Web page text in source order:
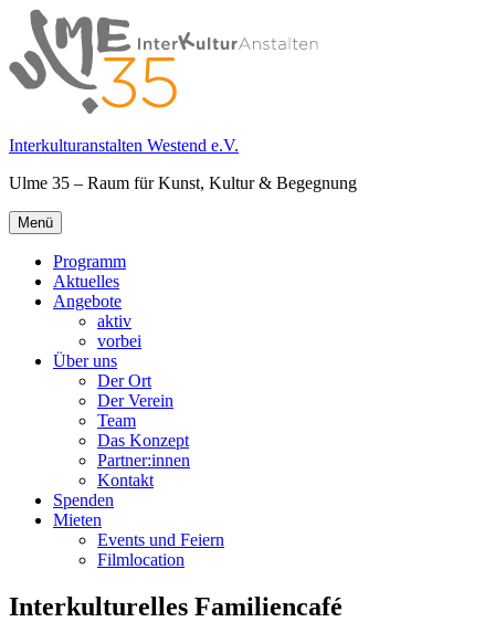
Springe
zum
Inhalt
Interkulturanstalten Westend e.V.
Ulme 35 – Raum für Kunst, Kultur & Begegnung
Primäres
Menü
Menü
Programm
Aktuelles
Angebote
aktiv
vorbei
Über uns
Der Ort
Der Verein
Team
Das Konzept
Partner:innen
Kontakt
Spenden
Mieten
Events und Feiern
Filmlocation
Interkulturelles Familiencafé